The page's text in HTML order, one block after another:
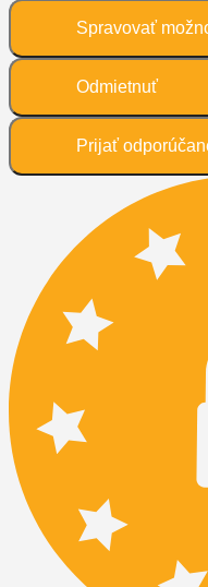
Spravovať
Odmietnuť
Prijať